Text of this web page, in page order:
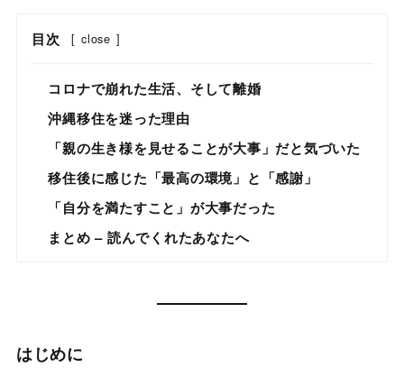
目次 [ close ]
コロナで崩れた生活、そして離婚
沖縄移住を迷った理由
「親の生き様を見せることが大事」だと気づいた
移住後に感じた「最高の環境」と「感謝」
「自分を満たすこと」が大事だった
まとめ – 読んでくれたあなたへ
はじめに